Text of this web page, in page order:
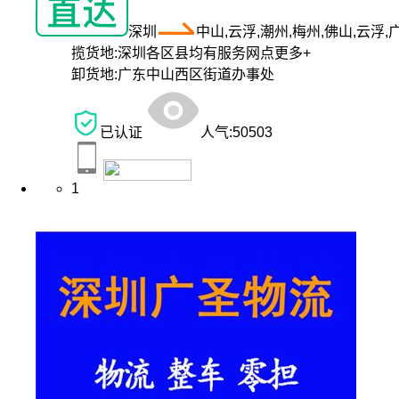
深圳
中山,云浮,潮州,梅州,佛山,云浮,
揽货地:深圳各区县均有服务网点更多+
卸货地:广东中山西区街道办事处
已认证 人气:50503
1